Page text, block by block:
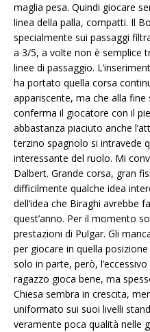
maglia pesa. Quindi giocare
linea della palla, compatti. Il
specialmente sui passaggi
a 3/5, a volte non è semplice
linee di passaggio.
ha portato quella corsa
appariscente, ma che alla
conferma il giocatore con il
abbastanza piaciuto anche
terzino spagnolo si intravede
interessante del ruolo. Mi
Dalbert. Grande corsa, gran
difficilmente qualche idea
dell’idea che Biraghi avrebbe
quest’anno. Per il momento
prestazioni di Pulgar. Gli
per giocare in quella
solo in parte, però,
ragazzo gioca bene, ma
Chiesa sembra in crescita,
uniformato sui suoi livelli
veramente poca qualità nelle